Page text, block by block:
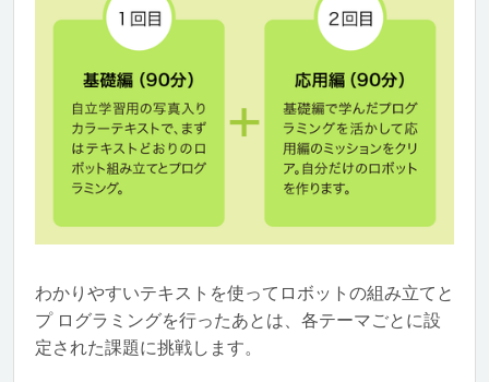
わかりやすいテキストを使ってロボットの組み立てと
プ ログラミングを行ったあとは、各テーマごとに設
定された課題に挑戦します。